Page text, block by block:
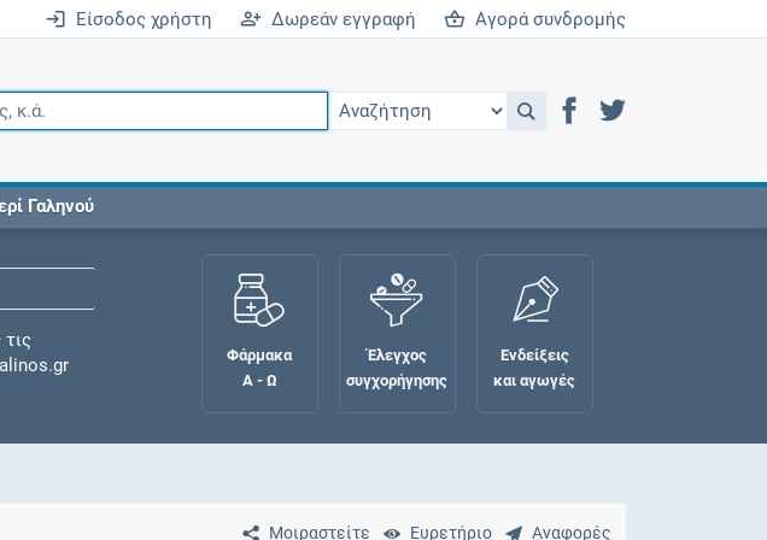
Είσοδος χρήστη Δωρεάν εγγραφή Αγορά συνδρομής
Γαληνού
Φάρμακα
Α - Ω
Έλεγχος
συγχορήγησης
Ενδείξεις
και αγωγές
Μοιραστείτε Ευρετήριο Αναφορές